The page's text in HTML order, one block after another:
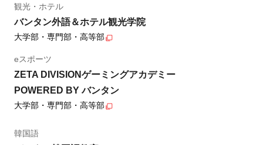
観光・ホテル
バンタン外語＆ホテル観光学院
大学部・専門部・高等部
eスポーツ
ZETA DIVISIONゲーミングアカデミー
POWERED BY バンタン
大学部・専門部・高等部
韓国語